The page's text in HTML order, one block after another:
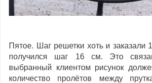
Пятое. Шаг решетки хоть и заказали
получился шаг 16 см. Это
выбранный клиентом рисунок
количество пролётов между